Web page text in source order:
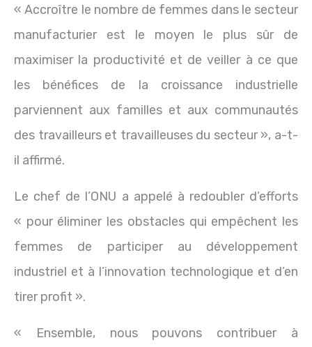
« Accroître le nombre de femmes dans le secteur
manufacturier est le moyen le plus sûr de
maximiser la productivité et de veiller à ce que
les bénéfices de la croissance industrielle
parviennent aux familles et aux communautés
des travailleurs et travailleuses du secteur », a-t-
il affirmé.
Le chef de l’ONU a appelé à redoubler d’efforts
« pour éliminer les obstacles qui empêchent les
femmes de participer au développement
industriel et à l’innovation technologique et d’en
tirer profit ».
« Ensemble, nous pouvons contribuer à